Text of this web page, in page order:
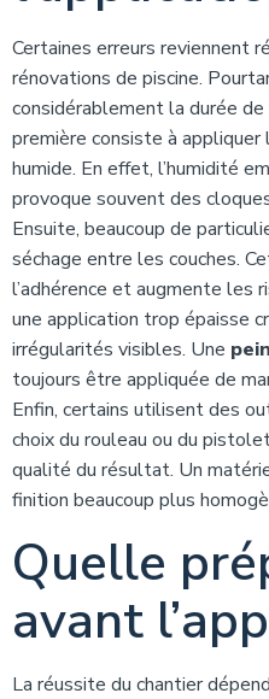
Certaines erreurs reviennent
rénovations de piscine.
considérablement la durée
première consiste à
humide. En effet, l’humidité
provoque souvent des
Ensuite, beaucoup de
séchage entre les couches.
l’adhérence et augmente les
une application trop épaisse
irrégularités visibles. Une
toujours être appliquée de
Enfin, certains utilisent des
choix du rouleau ou du
qualité du résultat. Un
finition beaucoup plus
Quelle
avant
La réussite du chantier